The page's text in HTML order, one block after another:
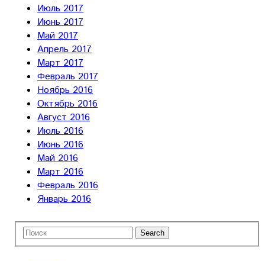
Июль 2017
Июнь 2017
Май 2017
Апрель 2017
Март 2017
Февраль 2017
Ноябрь 2016
Октябрь 2016
Август 2016
Июль 2016
Июнь 2016
Май 2016
Март 2016
Февраль 2016
Январь 2016